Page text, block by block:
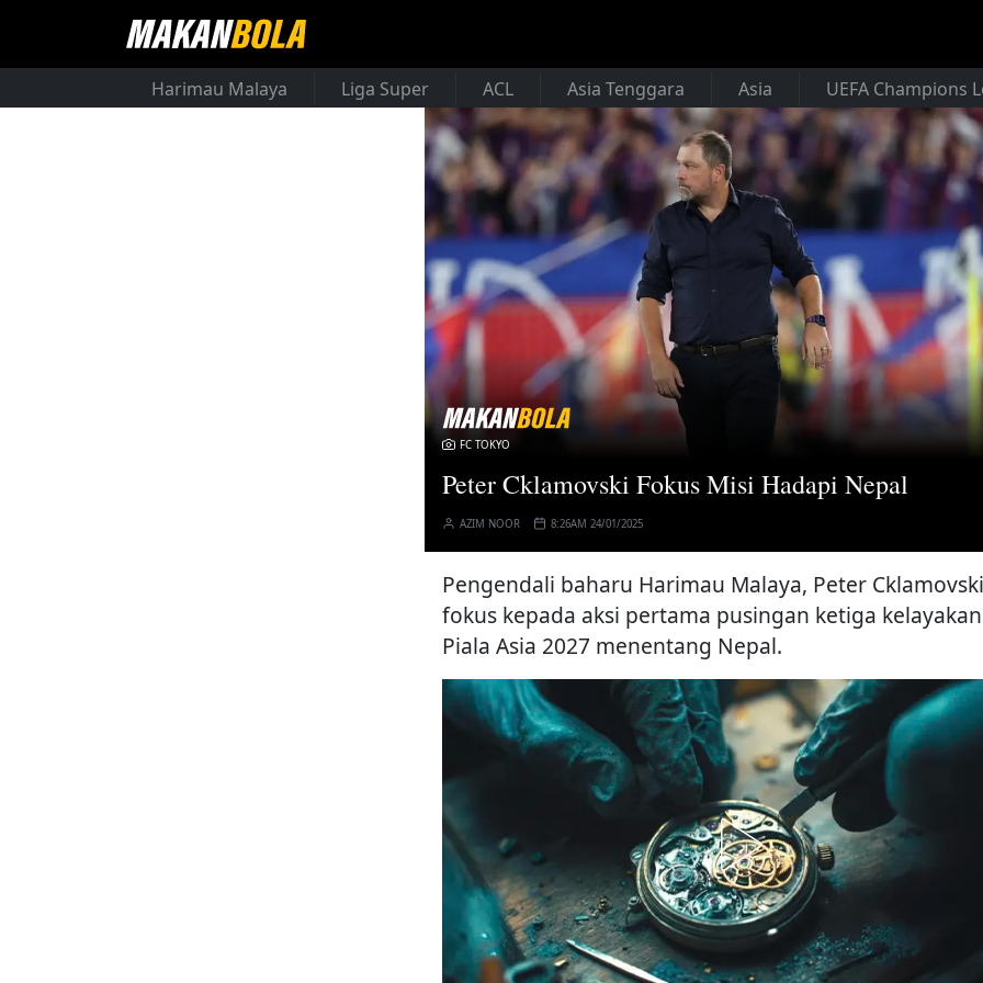
Harimau Malaya Liga Super ACL Asia Tenggara Asia UEFA Champions
FC TOKYO
Peter Cklamovski Fokus Misi Hadapi Nepal
AZIM NOOR 8:26AM 24/01/2025
Pengendali baharu Harimau Malaya, Peter Cklamovski
fokus kepada aksi pertama pusingan ketiga kelayakan
Piala Asia 2027 menentang Nepal.